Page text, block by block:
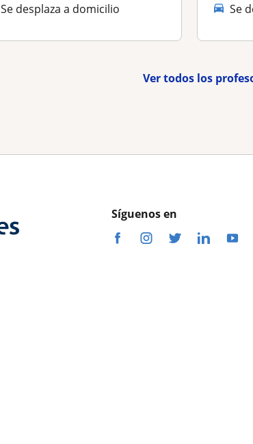
Se desplaza a domicilio
Se
Ver todos los
Síguenos en